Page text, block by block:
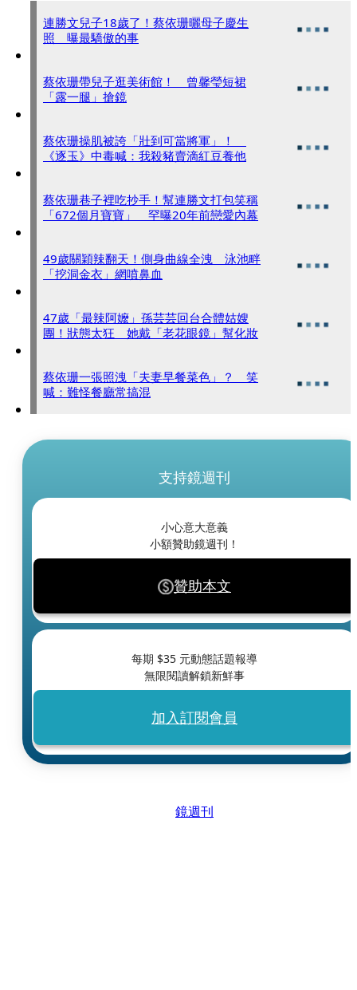
連勝文兒子18歲了！蔡依珊曬母子慶生
照 曝最驕傲的事
蔡依珊帶兒子逛美術館！ 曾馨瑩短裙
「露一腿」搶鏡
蔡依珊操肌被誇「壯到可當將軍」！
《逐玉》中毒喊：我殺豬賣滴紅豆養他
蔡依珊巷子裡吃抄手！幫連勝文打包笑稱
「672個月寶寶」 罕曝20年前戀愛內幕
49歲關穎辣翻天！側身曲線全洩 泳池畔
「挖洞金衣」網噴鼻血
47歲「最辣阿嬤」孫芸芸回台合體姑嫂
團！狀態太狂 她戴「老花眼鏡」幫化妝
蔡依珊一張照洩「夫妻早餐菜色」？ 笑
喊：難怪餐廳常搞混
支持鏡週刊
小心意大意義
小額贊助鏡週刊！
贊助本文
每期 $35 元動態話題報導
無限閱讀解鎖新鮮事
加入訂閱會員
鏡週刊